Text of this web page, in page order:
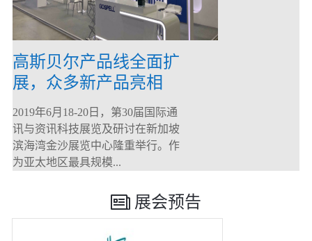
高斯贝尔产品线全面扩
展，众多新产品亮相
CommunicAsia 2019
2019年6月18-20日，第30届国际通
讯与资讯科技展览及研讨在新加坡
滨海湾金沙展览中心隆重举行。作
为亚太地区最具规模...
展会预告